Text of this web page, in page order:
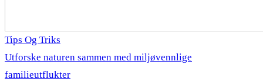
Tips Og Triks
Utforske naturen sammen med miljøvennlige
familieutflukter